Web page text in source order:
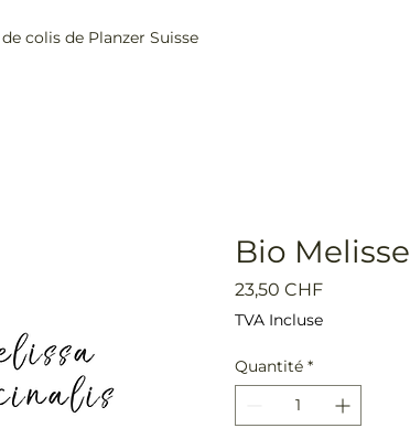
colis de Planzer Suisse
Bio Melisse
23,50 CHFPrix
TVA Incluse
Quantité *